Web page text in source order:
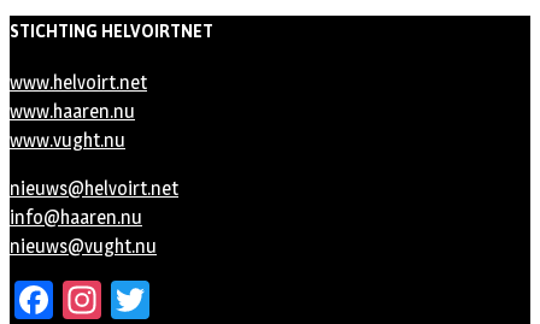
STICHTING HELVOIRTNET
www.helvoirt.net
www.haaren.nu
www.vught.nu
nieuws@helvoirt.net
info@haaren.nu
nieuws@vught.nu
Facebook
Instagram